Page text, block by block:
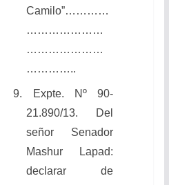
Camilo”…………
…………………
…………………
…………..
9. Expte. Nº 90-
21.890/13. Del
señor Senador
Mashur Lapad:
declarar de